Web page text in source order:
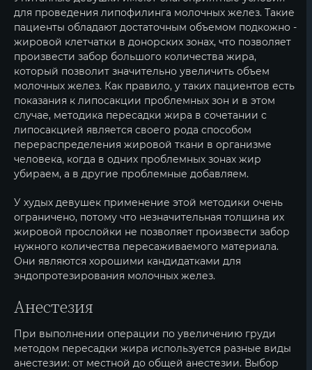
для проведения липофилинга молочных желез. Такие
пациенты обладают достаточным объемом подкожно -
жировой клетчатки в донорских зонах, что позволяет
произвести забор большого количества жира,
который позволит значительно увеличить объем
молочных желез. Как правило, у таких пациентов есть
показания к липосакции проблемных зон и в этом
случае, методика пересадки жира в сочетании с
липосакцией является своего рода способом
перераспределения жировой ткани в организме
человека, когда в одних проблемных зонах жир
убираем, а в другие проблемные добавляем.
У худых девушек применение этой методики очень
ограничено, потому что незначительная толщина их
жировой прослойки не позволяет произвести забор
нужного количества пересаживаемого материала.
Они являются хорошими кандидатками для
эндопротезирования молочных желез.
Анестезия
При выполнении операции по увеличению груди
методом пересадки жира используется разные виды
анестезии: от местной до общей анестезии. Выбор